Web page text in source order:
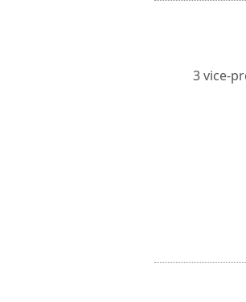
3 vice-